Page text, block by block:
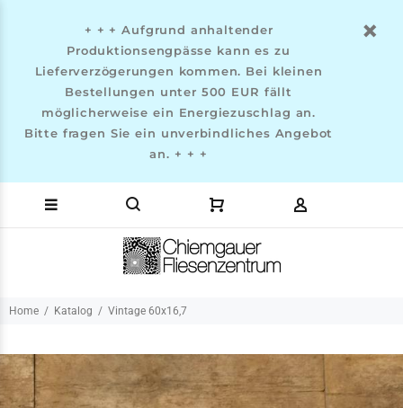
+ + + Aufgrund anhaltender
Produktionsengpässe kann es zu
Lieferverzögerungen kommen. Bei kleinen
Bestellungen unter 500 EUR fällt
möglicherweise ein Energiezuschlag an.
Bitte fragen Sie ein unverbindliches Angebot
an. + + +
Home Katalog Vintage 60x16,7